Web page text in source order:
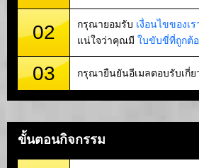
02 กรุณายอมรับ เงื่อนไขของเร
แน่ใจว่าคุณมี ใบขับขี่ที่ถูกต้อ
03 กรุณายืนยันอีเมลตอบรับเกี่
ขั้นตอนกิจกรรม